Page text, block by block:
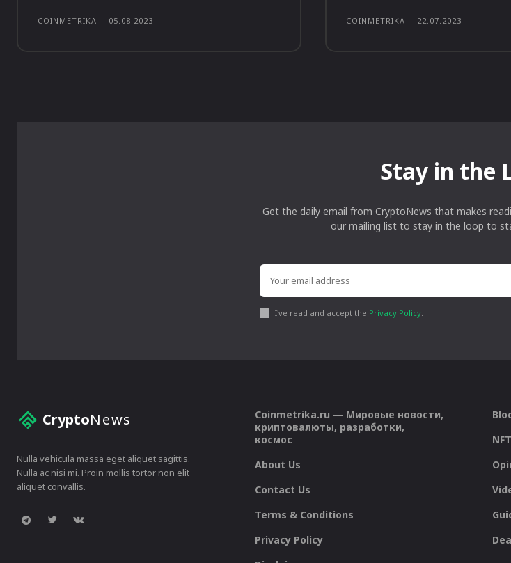
COINMETRIKA - 05.08.2023 COINMETRIKA - 22.07.2023
Stay in the
Get the daily email from CryptoNews that makes
our mailing list to stay in the loop to
I've read and accept the Privacy Policy.
CryptoNews
Nulla vehicula massa eget aliquet sagittis.
Nulla ac nisi mi. Proin mollis tortor non elit
aliquet convallis.
Coinmetrika.ru — Мировые новости,
криптовалюты, разработки,
космос
About Us
Contact Us
Terms & Conditions
Privacy Policy